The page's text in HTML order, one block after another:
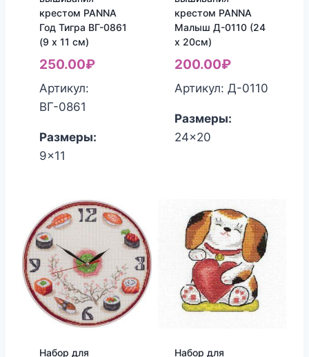
крестом PANNA
Год Тигра ВГ-0861
(9 x 11 см)
250.00₽
Артикул:
ВГ-0861
Размеры:
9x11
крестом PANNA
Малыш Д-0110 (24
х 20см)
200.00₽
Артикул: Д-0110
Размеры:
24x20
Набор для
Набор для